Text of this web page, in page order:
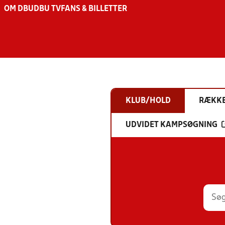
OM DBU DBU TV FANS & BILLETTER
KLUB/HOLD
UDVIDET KAMPSØGNING